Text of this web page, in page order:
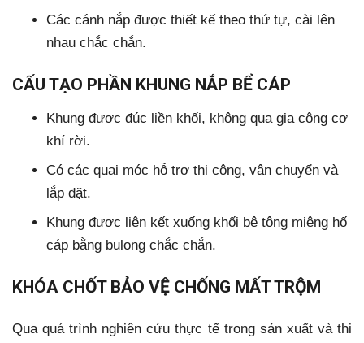
Các cánh nắp được thiết kế theo thứ tự, cài lên
nhau chắc chắn.
CẤU TẠO PHẦN KHUNG NẮP BỂ CÁP
Khung được đúc liền khối, không qua gia công cơ
khí rời.
Có các quai móc hỗ trợ thi công, vận chuyển và
lắp đặt.
Khung được liên kết xuống khối bê tông miệng hố
cáp bằng bulong chắc chắn.
KHÓA CHỐT BẢO VỆ CHỐNG MẤT TRỘM
Qua quá trình nghiên cứu thực tế trong sản xuất và thi